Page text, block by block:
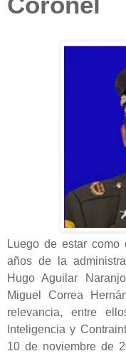
Luego de estar
años de la
Hugo Aguilar
Miguel Correa
relevancia, entre
Inteligencia y
10 de noviembre de